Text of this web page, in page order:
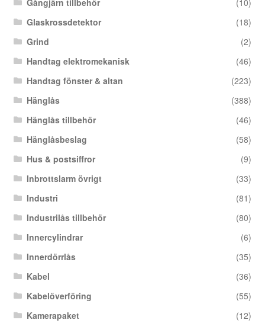
Glaskrossdetektor
(18)
Grind
(2)
Handtag elektromekanisk
(46)
Handtag fönster & altan
(223)
Hänglås
(388)
Hänglås tillbehör
(46)
Hänglåsbeslag
(58)
Hus & postsiffror
(9)
Inbrottslarm övrigt
(33)
Industri
(81)
Industrilås tillbehör
(80)
Innercylindrar
(6)
Innerdörrlås
(35)
Kabel
(36)
Kabelöverföring
(55)
Kamerapaket
(12)